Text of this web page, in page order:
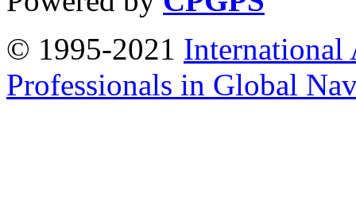
© 1995-2021 International
Professionals in Global